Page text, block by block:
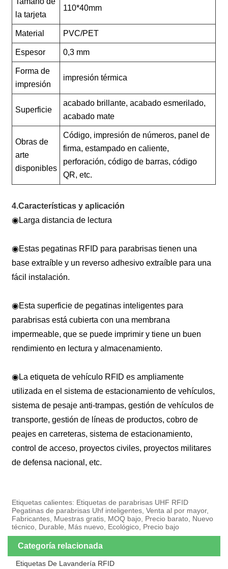
la tarjeta
110*40mm
Material PVC/PET
Espesor 0,3 mm
Forma de
impresión
impresión térmica
Superficie
acabado brillante, acabado esmerilado,
acabado mate
Obras de
arte
disponibles
Código, impresión de números, panel de
firma, estampado en caliente,
perforación, código de barras, código
QR, etc.
4.Características y aplicación
◉ Larga distancia de lectura
◉Estas pegatinas RFID para parabrisas tienen una
base extraíble y un reverso adhesivo extraíble para una
fácil instalación.
◉Esta superficie de pegatinas inteligentes para
parabrisas está cubierta con una membrana
impermeable, que se puede imprimir y tiene un buen
rendimiento en lectura y almacenamiento.
◉ La etiqueta de vehículo RFID es ampliamente
utilizada en el sistema de estacionamiento de vehículos,
sistema de pesaje anti-trampas, gestión de vehículos de
transporte, gestión de líneas de productos, cobro de
peajes en carreteras, sistema de estacionamiento,
control de acceso, proyectos civiles, proyectos militares
de defensa nacional, etc.
Etiquetas calientes: Etiquetas de parabrisas UHF RFID
Pegatinas de parabrisas Uhf inteligentes, Venta al por mayor,
Fabricantes, Muestras gratis, MOQ bajo, Precio barato, Nuevo
técnico, Durable, Más nuevo, Ecológico, Precio bajo
Categoría relacionada
Etiquetas De Lavandería RFID